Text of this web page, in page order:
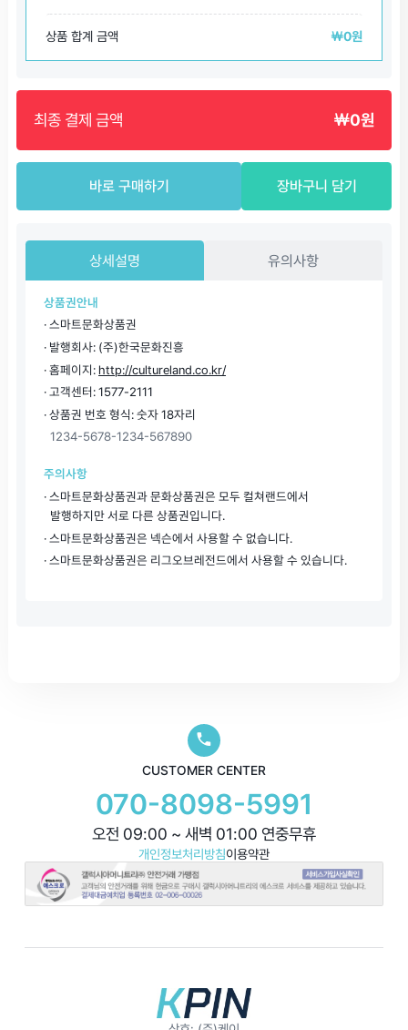
상품 합계 금액 ￦0원
최종 결제 금액 ￦0원
바로 구매하기 장바구니 담기
상세설명 유의사항
상품권안내
· 스마트문화상품권
· 발행회사: (주)한국문화진흥
· 홈페이지:http://cultureland.co.kr/
· 고객센터: 1577-2111
· 상품권 번호 형식: 숫자 18자리
1234-5678-1234-567890
주의사항
· 스마트문화상품권과 문화상품권은 모두 컬쳐랜드에서
발행하지만 서로 다른 상품권입니다.
· 스마트문화상품권은 넥슨에서 사용할 수 없습니다.
· 스마트문화상품권은 리그오브레전드에서 사용할 수 있습니다.
CUSTOMER CENTER
070-8098-5991
오전 09:00 ~ 새벽 01:00 연중무휴
개인정보처리방침이용약관